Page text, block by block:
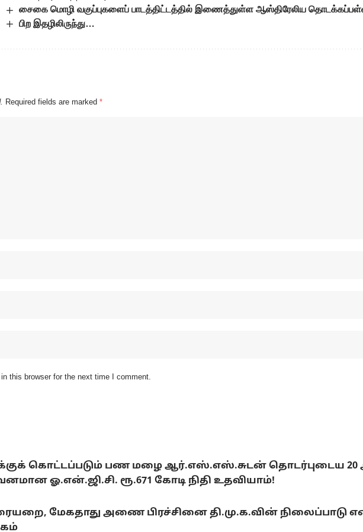
சைகை மொழி வகுப்புகளைப் பாடத்திட்டத்தில் இணைத்துள்ள ஆஸ்திரேலிய
பிற இதழிலிருந்து…
Required fields are marked *
this browser for the next time I comment.
கொட்டப்படும் பண மழை ஆர்.எஸ்.எஸ்.சுடன் தொடர்புடைய 20
ஓ.என்.ஜி.சி. ரூ.671 கோடி நிதி உதவியாம்!
மேகதாது அணை பிரச்சினை தி.மு.க.வின் நிலைப்பாடு